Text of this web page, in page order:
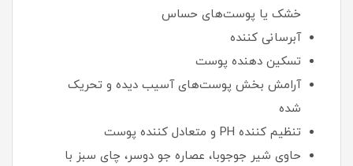
خشک یا پوست‌های حساس
آبرسانی کننده
تسکین دهنده پوست
آرامش بخش پوست‌های آسیب دیده و تحریک
شده
تنظیم کننده PH و متعادل کننده پوست
حاوی شیر جوجوبا، عصاره جو دوسر، چای سبز با